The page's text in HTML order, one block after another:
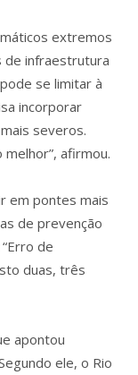
extremos
de infraestrutura
se limitar à
incorporar
severos.
afirmou.
em pontes mais
de prevenção
de
duas, três
apontou
ele, o Rio